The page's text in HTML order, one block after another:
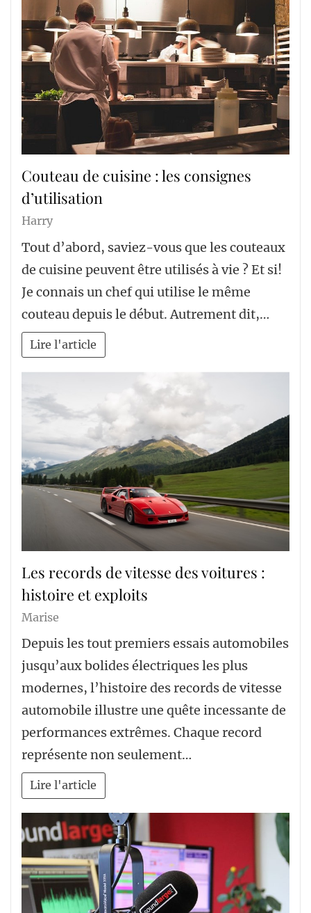
Couteau de cuisine : les consignes
d’utilisation
Harry
Tout d’abord, saviez-vous que les couteaux
de cuisine peuvent être utilisés à vie ? Et si!
Je connais un chef qui utilise le même
couteau depuis le début. Autrement dit,…
Lire l'article
Les records de vitesse des voitures :
histoire et exploits
Marise
Depuis les tout premiers essais automobiles
jusqu’aux bolides électriques les plus
modernes, l’histoire des records de vitesse
automobile illustre une quête incessante de
performances extrêmes. Chaque record
représente non seulement…
Lire l'article